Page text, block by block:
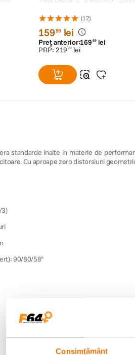
Consimțământ
(12)
15999 lei
Preț anterior:169 99 lei
PRP: 219 99 lei
standarde inalte in materie de
Cu aproape zero distorsiuni
3)
90/80/58°